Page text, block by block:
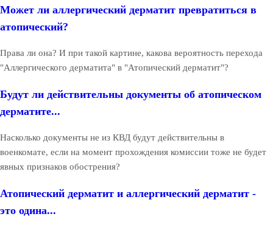
Может ли аллергический дерматит превратиться в
атопический?
Права ли она? И при такой картине, какова вероятность перехода
"Аллергического дерматита" в "Атопический дерматит"?
Будут ли действительны документы об атопическом
дерматите...
Насколько документы не из КВД будут действительны в
военкомате, если на момент прохождения комиссии тоже не будет
явных признаков обострения?
Атопический дерматит и аллергический дерматит -
это одина...